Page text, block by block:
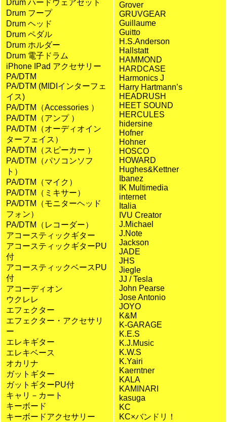
Drum ハードウェアセット
Drum フープ
Drum ヘッド
Drum ペダル
Drum ホルダー
Drum 電子ドラム
iPhone IPad アクセサリー
PA/DTM
PA/DTM (MIDIインターフェ
イス)
PA/DTM（Accessories ）
PA/DTM（アンプ ）
PA/DTM（オーディオイン
ターフェイス）
PA/DTM（スピーカー ）
PA/DTM（パソコンソフ
ト）
PA/DTM（マイク）
PA/DTM（ミキサー）
PA/DTM（モニターヘッド
フォン）
PA/DTM（レコーダー）
アコースティックギター
アコースティックギターPU
付
アコースティックベースPU
付
アコーディオン
ウクレレ
エフェクター
エフェクター・アクセサリ
ー
エレキギター
エレキベース
オカリナ
ガットギター
ガットギターPU付
キャリ－カート
キーボード
キーボードアクセサリー
Grover
GRUVGEAR
Guillaume
Guitto
H.S.Anderson
Hallstatt
HAMMOND
HARDCASE
Harmonics J
Harry Hartmann’s
HEADRUSH
HEET SOUND
HERCULES
hidersine
Hofner
Hohner
HOSCO
HOWARD
Hughes&Kettner
Ibanez
IK Multimedia
internet
Italia
IVU Creator
J.Michael
J.Note
Jackson
JADE
JHS
Jiegle
JJ / Tesla
John Pearse
Jose Antonio
JOYO
K&M
K-GARAGE
K.E.S
K.J.Music
K.W.S
K.Yairi
Kaerntner
KALA
KAMINARI
kasuga
KC
KC×バンドリ！